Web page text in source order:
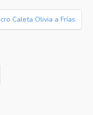
Caleta Olivia a Frías